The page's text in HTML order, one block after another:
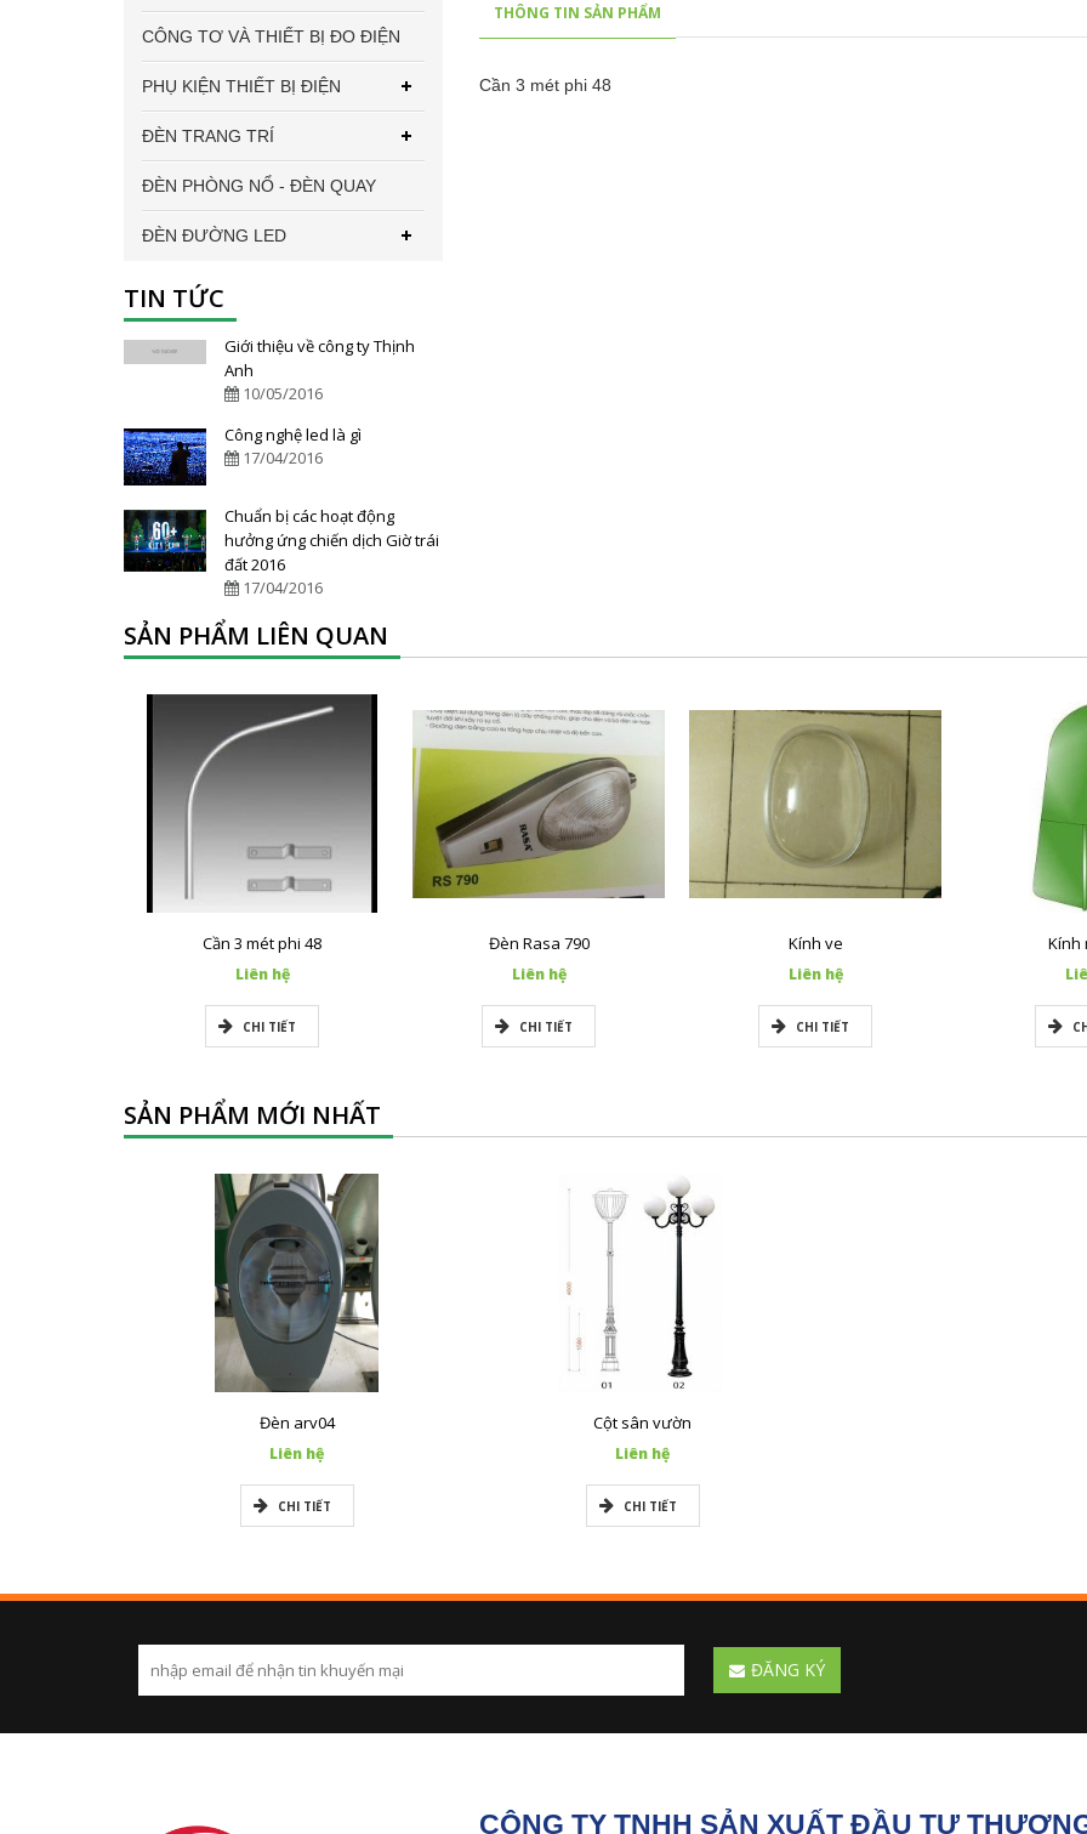
THÔNG TIN SẢN PHẨM
Cần 3 mét phi 48
CÔNG TƠ VÀ THIẾT BỊ ĐO ĐIỆN
PHỤ KIỆN THIẾT BỊ ĐIỆN
ĐÈN TRANG TRÍ
ĐÈN PHÒNG NỔ - ĐÈN QUAY
ĐÈN ĐƯỜNG LED
TIN TỨC
Giới thiệu về công ty Thịnh
Anh
10/05/2016
Công nghệ led là gì
17/04/2016
Chuẩn bị các hoạt động
hưởng ứng chiến dịch Giờ trái
đất 2016
17/04/2016
SẢN PHẨM LIÊN QUAN
Cần 3 mét phi 48
Liên hệ
CHI TIẾT
Đèn Rasa 790
Liên hệ
CHI TIẾT
Kính ve
Liên hệ
CHI TIẾT
Kính
SẢN PHẨM MỚI NHẤT
Đèn arv04
Liên hệ
CHI TIẾT
Cột sân vườn
Liên hệ
CHI TIẾT
ĐĂNG KÝ
CÔNG TY TNHH SẢN XUẤT ĐẦU TƯ